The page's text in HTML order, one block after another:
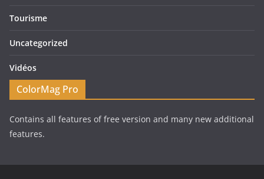
Tourisme
Uncategorized
Vidéos
ColorMag Pro
Contains all features of free version and many new additional
features.